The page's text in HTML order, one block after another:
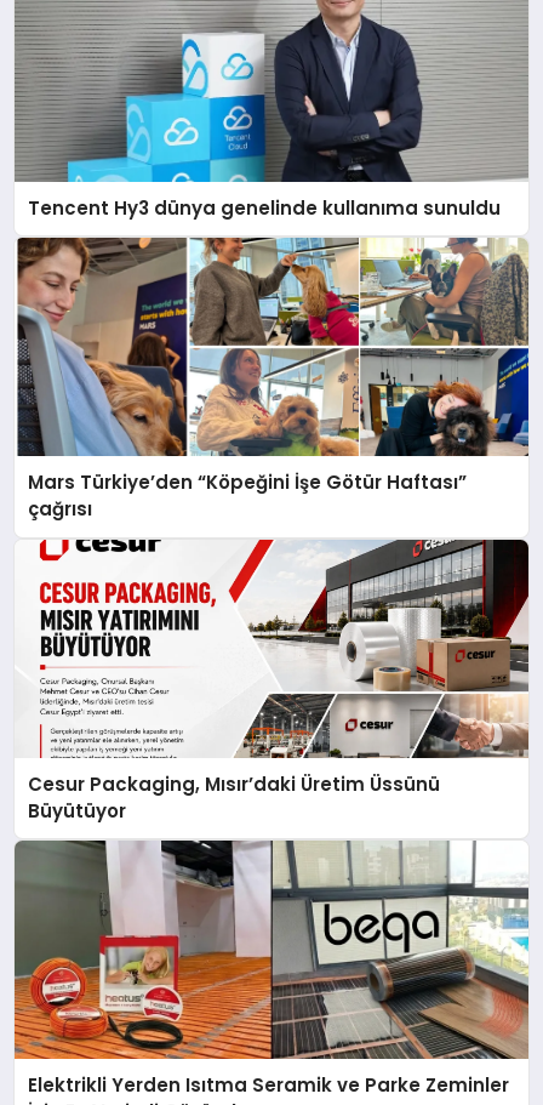
Tencent Hy3 dünya genelinde kullanıma sunuldu
Mars Türkiye’den “Köpeğini İşe Götür Haftası”
çağrısı
Cesur Packaging, Mısır’daki Üretim Üssünü
Büyütüyor
Elektrikli Yerden Isıtma Seramik ve Parke Zeminler